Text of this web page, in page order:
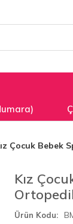
Çocuk Bebek
Kız
Ürün Kodu